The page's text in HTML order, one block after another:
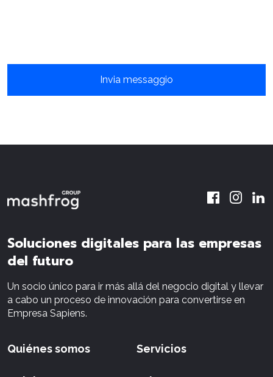
Soluciones digitales para las empresas
del futuro
Un socio único para ir más allá del negocio digital y llevar
a cabo un proceso de innovación para convertirse en
Empresa Sapiens.
Quiénes somos Servicios